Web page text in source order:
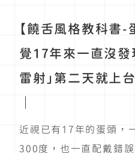
【饒舌風格教科書-
覺17年來一直沒發
雷射」第二天就上
近視已有17年的蛋頭，
300度，也一直配戴錯